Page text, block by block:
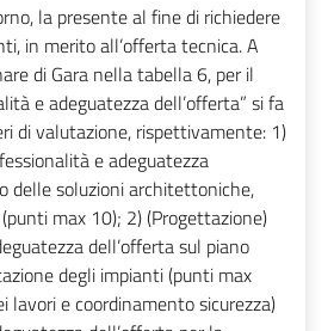
la presente al fine di richiedere
in merito all’offerta tecnica. A
di Gara nella tabella 6, per il
e adeguatezza dell’offerta” si fa
di valutazione, rispettivamente: 1)
e adeguatezza
delle soluzioni architettoniche,
max 10); 2) (Progettazione)
dell’offerta sul piano
degli impianti (punti max
lavori e coordinamento sicurezza)